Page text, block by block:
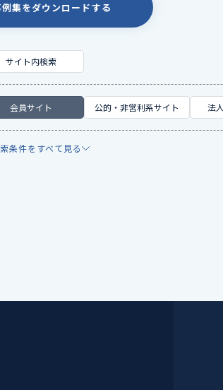
集をダウンロードする
サイト内検索
会員サイト 公的・非営利系サイト 法
条件をすべて見る